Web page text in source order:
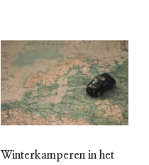
Winterkamperen in het